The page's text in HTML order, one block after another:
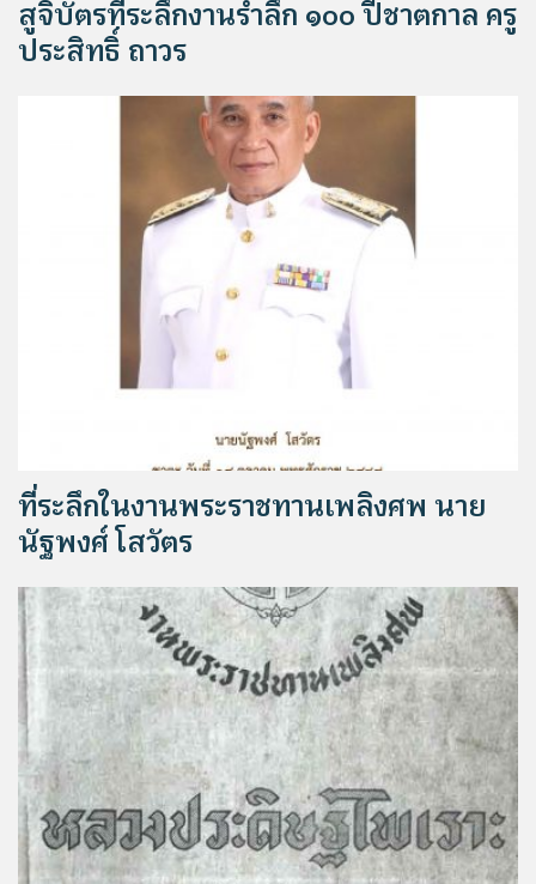
สูจิบัตรที่ระลึกงานรำลึก ๑๐๐ ปีชาตกาล ครู
ประสิทธิ์ ถาวร
ที่ระลึกในงานพระราชทานเพลิงศพ นาย
นัฐพงศ์ โสวัตร